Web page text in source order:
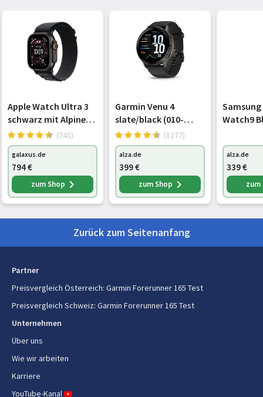
Galileo Ja
Energie
Batterielebensdauer 11 Tag(e)
Batterielebensdauer (GPS-
Modus)
19 h
Akku Ja
Eingebaute Batterie Ja
Gewicht und Abmessungen
Tiefe
Dicke 1,16 cm
Marktpositionierung
Apple Watch Ultra 3
schwarz mit Alpine
Loop Medium
schwarz (MF0V4QF)
(745)
galaxus.de
794€
zum Shop
Garmin Venu 4
slate/black (010-
03014-00)
(1277)
alza.de
399€
zum Shop
Watch9
alza.de
339€
Zurück zum Seitenanfang
Partner
Preisvergleich Österreich: Garmin Forerunner 165 Test
Preisvergleich Schweiz: Garmin Forerunner 165 Test
Unternehmen
Über uns
Wie wir arbeiten
Karriere
YouTube-Kanal